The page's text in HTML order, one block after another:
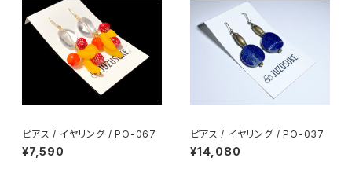
ピアス / イヤリング / PO-067
¥7,590
ピアス / イヤリング / PO-037
¥14,080